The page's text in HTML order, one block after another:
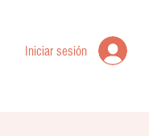
Iniciar sesión